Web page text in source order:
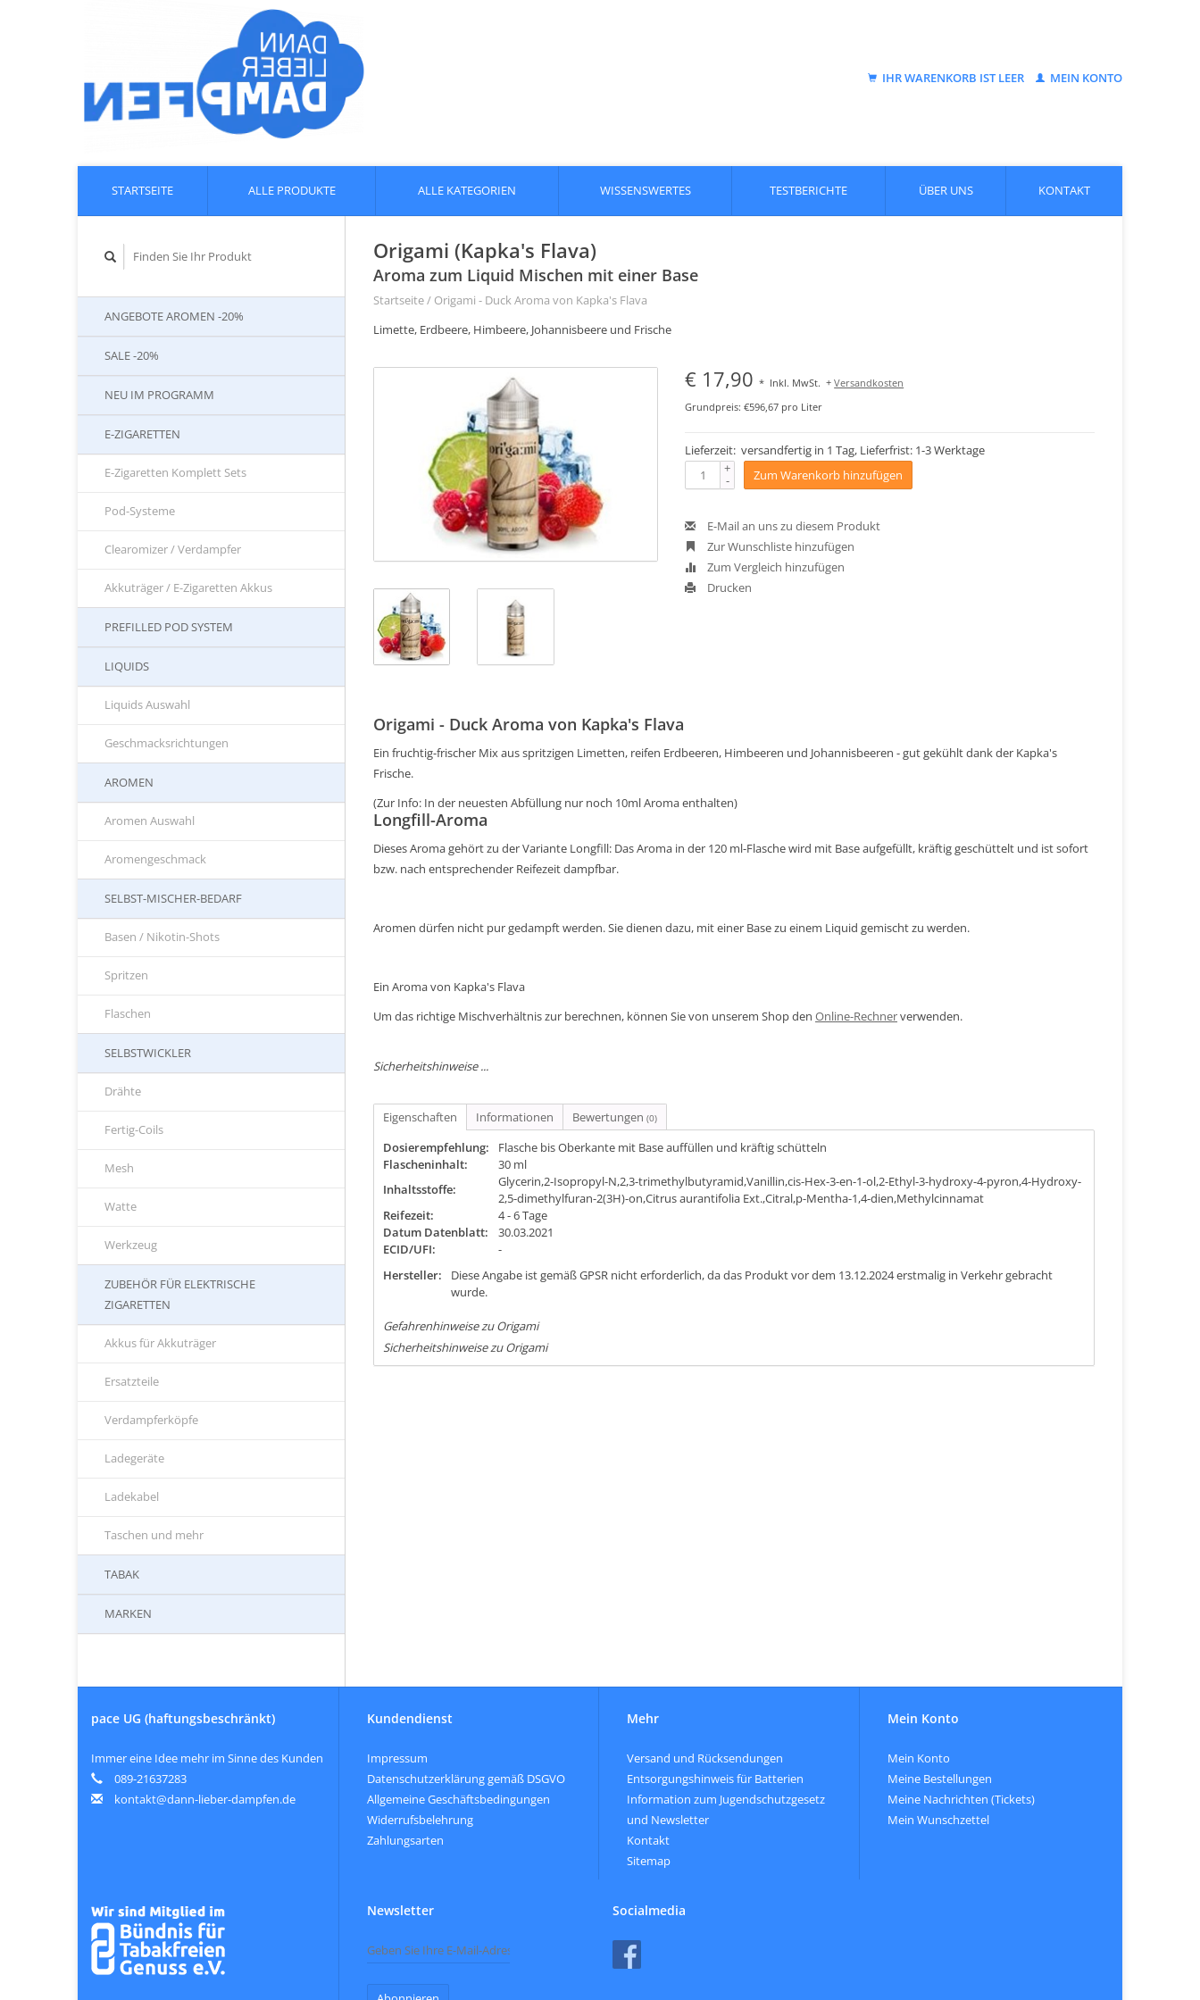
IHR WARENKORB IST LEER MEIN KONTO
STARTSEITE ALLE PRODUKTE ALLE KATEGORIEN WISSENSWERTES TESTBERICHTE ÜBER UNS KONTAKT
ANGEBOTE AROMEN -20%
SALE -20%
NEU IM PROGRAMM
E-ZIGARETTEN
E-Zigaretten Komplett Sets
Pod-Systeme
Clearomizer / Verdampfer
Akkuträger / E-Zigaretten Akkus
PREFILLED POD SYSTEM
LIQUIDS
Liquids Auswahl
Geschmacksrichtungen
AROMEN
Aromen Auswahl
Aromengeschmack
SELBST-MISCHER-BEDARF
Basen / Nikotin-Shots
Spritzen
Flaschen
SELBSTWICKLER
Drähte
Fertig-Coils
Mesh
Watte
Werkzeug
ZUBEHÖR FÜR ELEKTRISCHE
ZIGARETTEN
Akkus für Akkuträger
Ersatzteile
Verdampferköpfe
Ladegeräte
Ladekabel
Taschen und mehr
TABAK
MARKEN
Origami (Kapka's Flava)
Aroma zum Liquid Mischen mit einer Base
Startseite/ Origami - Duck Aroma von Kapka's Flava
Limette, Erdbeere, Himbeere, Johannisbeere und Frische
€ 17,90* Inkl. MwSt. +Versandkosten
Grundpreis: €596,67 pro Liter
Lieferzeit: versandfertig in 1 Tag, Lieferfrist: 1-3 Werktage
+
- Zum Warenkorb hinzufügen
E-Mail an uns zu diesem Produkt
Zur Wunschliste hinzufügen
Zum Vergleich hinzufügen
Drucken
Origami - Duck Aroma von Kapka's Flava
Ein fruchtig-frischer Mix aus spritzigen Limetten, reifen Erdbeeren, Himbeeren und Johannisbeeren - gut gekühlt dank der Kapka's
Frische.
(Zur Info: In der neuesten Abfüllung nur noch 10ml Aroma enthalten)
Longfill-Aroma
Dieses Aroma gehört zu der Variante Longfill: Das Aroma in der 120 ml-Flasche wird mit Base aufgefüllt, kräftig geschüttelt und ist sofort
bzw. nach entsprechender Reifezeit dampfbar.
Aromen dürfen nicht pur gedampft werden. Sie dienen dazu, mit einer Base zu einem Liquid gemischt zu werden.
Ein Aroma von Kapka's Flava
Um das richtige Mischverhältnis zur berechnen, können Sie von unserem Shop den Online-Rechnerverwenden.
Sicherheitshinweise ...
Eigenschaften Informationen Bewertungen (0)
Dosierempfehlung:
Flasche bis Oberkante mit Base auffüllen und kräftig schütteln
Flascheninhalt:
30 ml
Inhaltsstoffe:
Glycerin,2-Isopropyl-N,2,3-trimethylbutyramid,Vanillin,cis-Hex-3-en-1-ol,2-Ethyl-3-hydroxy-4-pyron,4-Hydroxy-
2,5-dimethylfuran-2(3H)-on,Citrus aurantifolia Ext.,Citral,p-Mentha-1,4-dien,Methylcinnamat
Reifezeit:
4 - 6 Tage
Datum Datenblatt:
30.03.2021
ECID/UFI:
-
Hersteller:
Diese Angabe ist gemäß GPSR nicht erforderlich, da das Produkt vor dem 13.12.2024 erstmalig in Verkehr gebracht
wurde.
Gefahrenhinweise zu Origami
Sicherheitshinweise zu Origami
pace UG (haftungsbeschränkt)
Immer eine Idee mehr im Sinne des Kunden
089-21637283
kontakt@dann-lieber-dampfen.de
Kundendienst
Impressum
Datenschutzerklärung gemäß DSGVO
Allgemeine Geschäftsbedingungen
Widerrufsbelehrung
Zahlungsarten
Mehr
Versand und Rücksendungen
Entsorgungshinweis für Batterien
Information zum Jugendschutzgesetz
und Newsletter
Kontakt
Sitemap
Mein Konto
Mein Konto
Meine Bestellungen
Meine Nachrichten (Tickets)
Mein Wunschzettel
Newsletter Socialmedia